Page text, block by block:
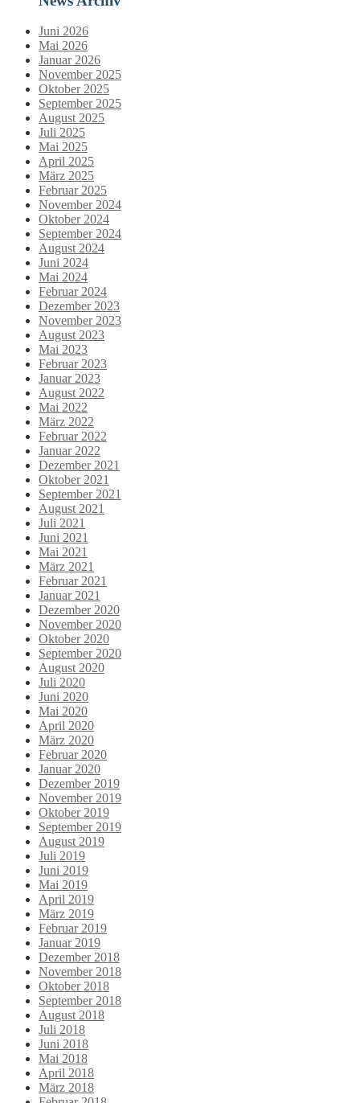
Juni 2026
Mai 2026
Januar 2026
November 2025
Oktober 2025
September 2025
August 2025
Juli 2025
Mai 2025
April 2025
März 2025
Februar 2025
November 2024
Oktober 2024
September 2024
August 2024
Juni 2024
Mai 2024
Februar 2024
Dezember 2023
November 2023
August 2023
Mai 2023
Februar 2023
Januar 2023
August 2022
Mai 2022
März 2022
Februar 2022
Januar 2022
Dezember 2021
Oktober 2021
September 2021
August 2021
Juli 2021
Juni 2021
Mai 2021
März 2021
Februar 2021
Januar 2021
Dezember 2020
November 2020
Oktober 2020
September 2020
August 2020
Juli 2020
Juni 2020
Mai 2020
April 2020
März 2020
Februar 2020
Januar 2020
Dezember 2019
November 2019
Oktober 2019
September 2019
August 2019
Juli 2019
Juni 2019
Mai 2019
April 2019
März 2019
Februar 2019
Januar 2019
Dezember 2018
November 2018
Oktober 2018
September 2018
August 2018
Juli 2018
Juni 2018
Mai 2018
April 2018
März 2018